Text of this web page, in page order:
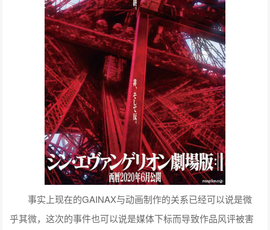
事实上现在的GAINAX与动画制作的关系已经可以说是微
乎其微，这次的事件也可以说是媒体下标而导致作品风评被害